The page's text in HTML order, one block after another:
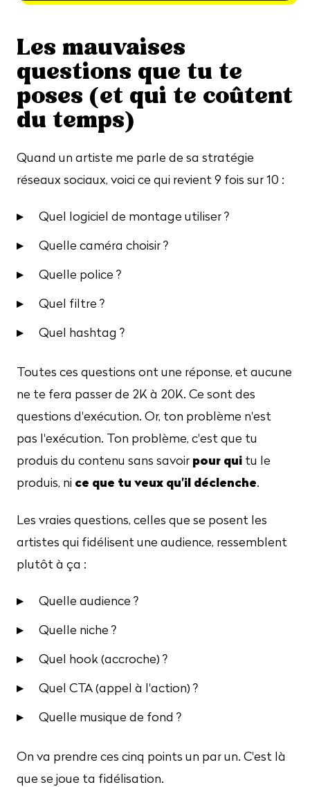
Les mauvaises
questions que tu te
poses (et qui te coûtent
du temps)
Quand un artiste me parle de sa stratégie
réseaux sociaux, voici ce qui revient 9 fois sur 10 :
Quel logiciel de montage utiliser ?
Quelle caméra choisir ?
Quelle police ?
Quel filtre ?
Quel hashtag ?
Toutes ces questions ont une réponse, et aucune
ne te fera passer de 2K à 20K. Ce sont des
questions d'exécution. Or, ton problème n'est
pas l'exécution. Ton problème, c'est que tu
produis du contenu sans savoir pour qui tu le
produis, ni ce que tu veux qu'il déclenche.
Les vraies questions, celles que se posent les
artistes qui fidélisent une audience, ressemblent
plutôt à ça :
Quelle audience ?
Quelle niche ?
Quel hook (accroche) ?
Quel CTA (appel à l'action) ?
Quelle musique de fond ?
On va prendre ces cinq points un par un. C'est là
que se joue ta fidélisation.